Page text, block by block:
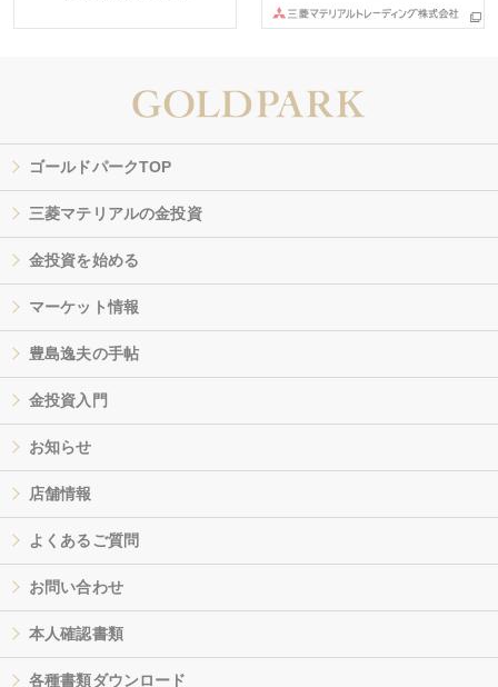
ゴールドパークTOP
三菱マテリアルの金投資
金投資を始める
マーケット情報
豊島逸夫の手帖
金投資入門
お知らせ
店舗情報
よくあるご質問
お問い合わせ
本人確認書類
各種書類ダウンロード